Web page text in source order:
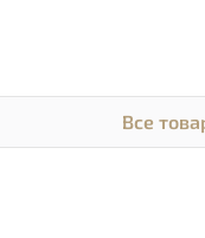
Все